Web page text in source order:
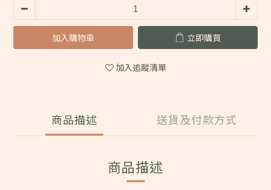
加入購物車 立即購買
加入追蹤清單
商品描述 送貨及付款方式
商品描述